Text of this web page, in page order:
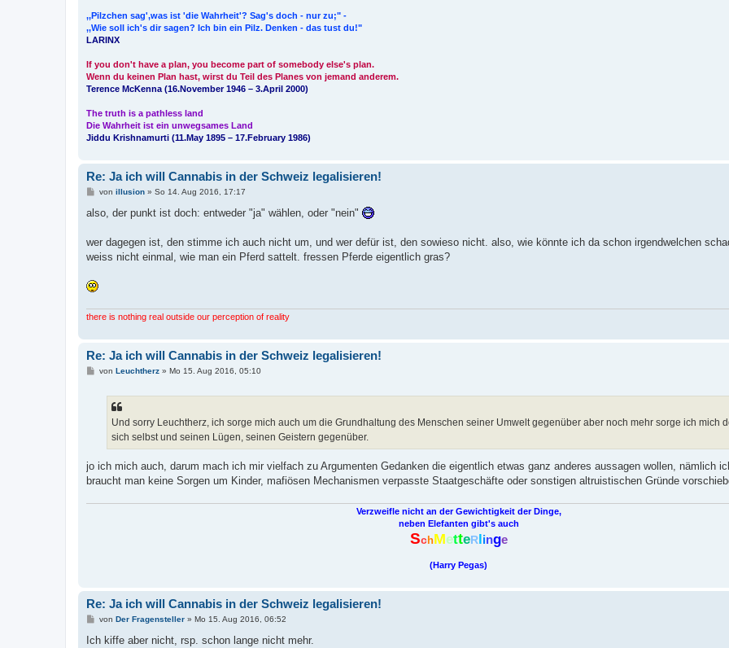
,,Pilzchen sag',was ist 'die Wahrheit'? Sag's doch - nur zu;" -
,,Wie soll ich's dir sagen? Ich bin ein Pilz. Denken - das tust du!"
LARINX
If you don't have a plan, you become part of somebody else's plan.
Wenn du keinen Plan hast, wirst du Teil des Planes von jemand anderem.
Terence McKenna (16.November 1946 – 3.April 2000)
The truth is a pathless land
Die Wahrheit ist ein unwegsames Land
Jiddu Krishnamurti (11.May 1895 – 17.February 1986)
Re: Ja ich will Cannabis in der Schweiz legalisieren!
B
i
a
von illusion» So 14. Aug 2016, 17:17
also, der punkt ist doch: entweder "ja" wählen, oder "nein"
wer dagegen ist, den stimme ich auch nicht um, und wer defür ist, den sowieso nicht. also, wie könnte ich da schon irgendwelchen
weiss nicht einmal, wie man ein Pferd sattelt. fressen Pferde eigentlich gras?
there is nothing real outside our perception of reality
Re: Ja ich will Cannabis in der Schweiz legalisieren!
Bvon Leuchtherz» Mo 15. Aug 2016, 05:10
Und sorry Leuchtherz, ich sorge mich auch um die Grundhaltung des Menschen seiner Umwelt gegenüber aber noch mehr sorge ich mich
sich selbst und seinen Lügen, seinen Geistern gegenüber.
jo ich mich auch, darum mach ich mir vielfach zu Argumenten Gedanken die eigentlich etwas ganz anderes aussagen wollen, nämlich
braucht man keine Sorgen um Kinder, mafiösen Mechanismen verpasste Staatgeschäfte oder sonstigen altruistischen Gründe
Verzweifle nicht an der Gewichtigkeit der Dinge,
neben Elefanten gibt's auch
SchMetteRlinge
(Harry Pegas)
Re: Ja ich will Cannabis in der Schweiz legalisieren!
B
i
von Der Fragensteller» Mo 15. Aug 2016, 06:52
Ich kiffe aber nicht, rsp. schon lange nicht mehr.